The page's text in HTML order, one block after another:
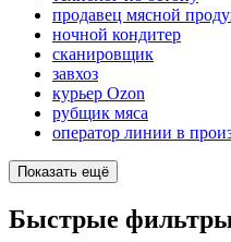
продавец мясной
ночной кондитер
сканировщик
завхоз
курьер Ozon
рубщик мяса
оператор линии в
Показать ещё
Быстрые фильтры